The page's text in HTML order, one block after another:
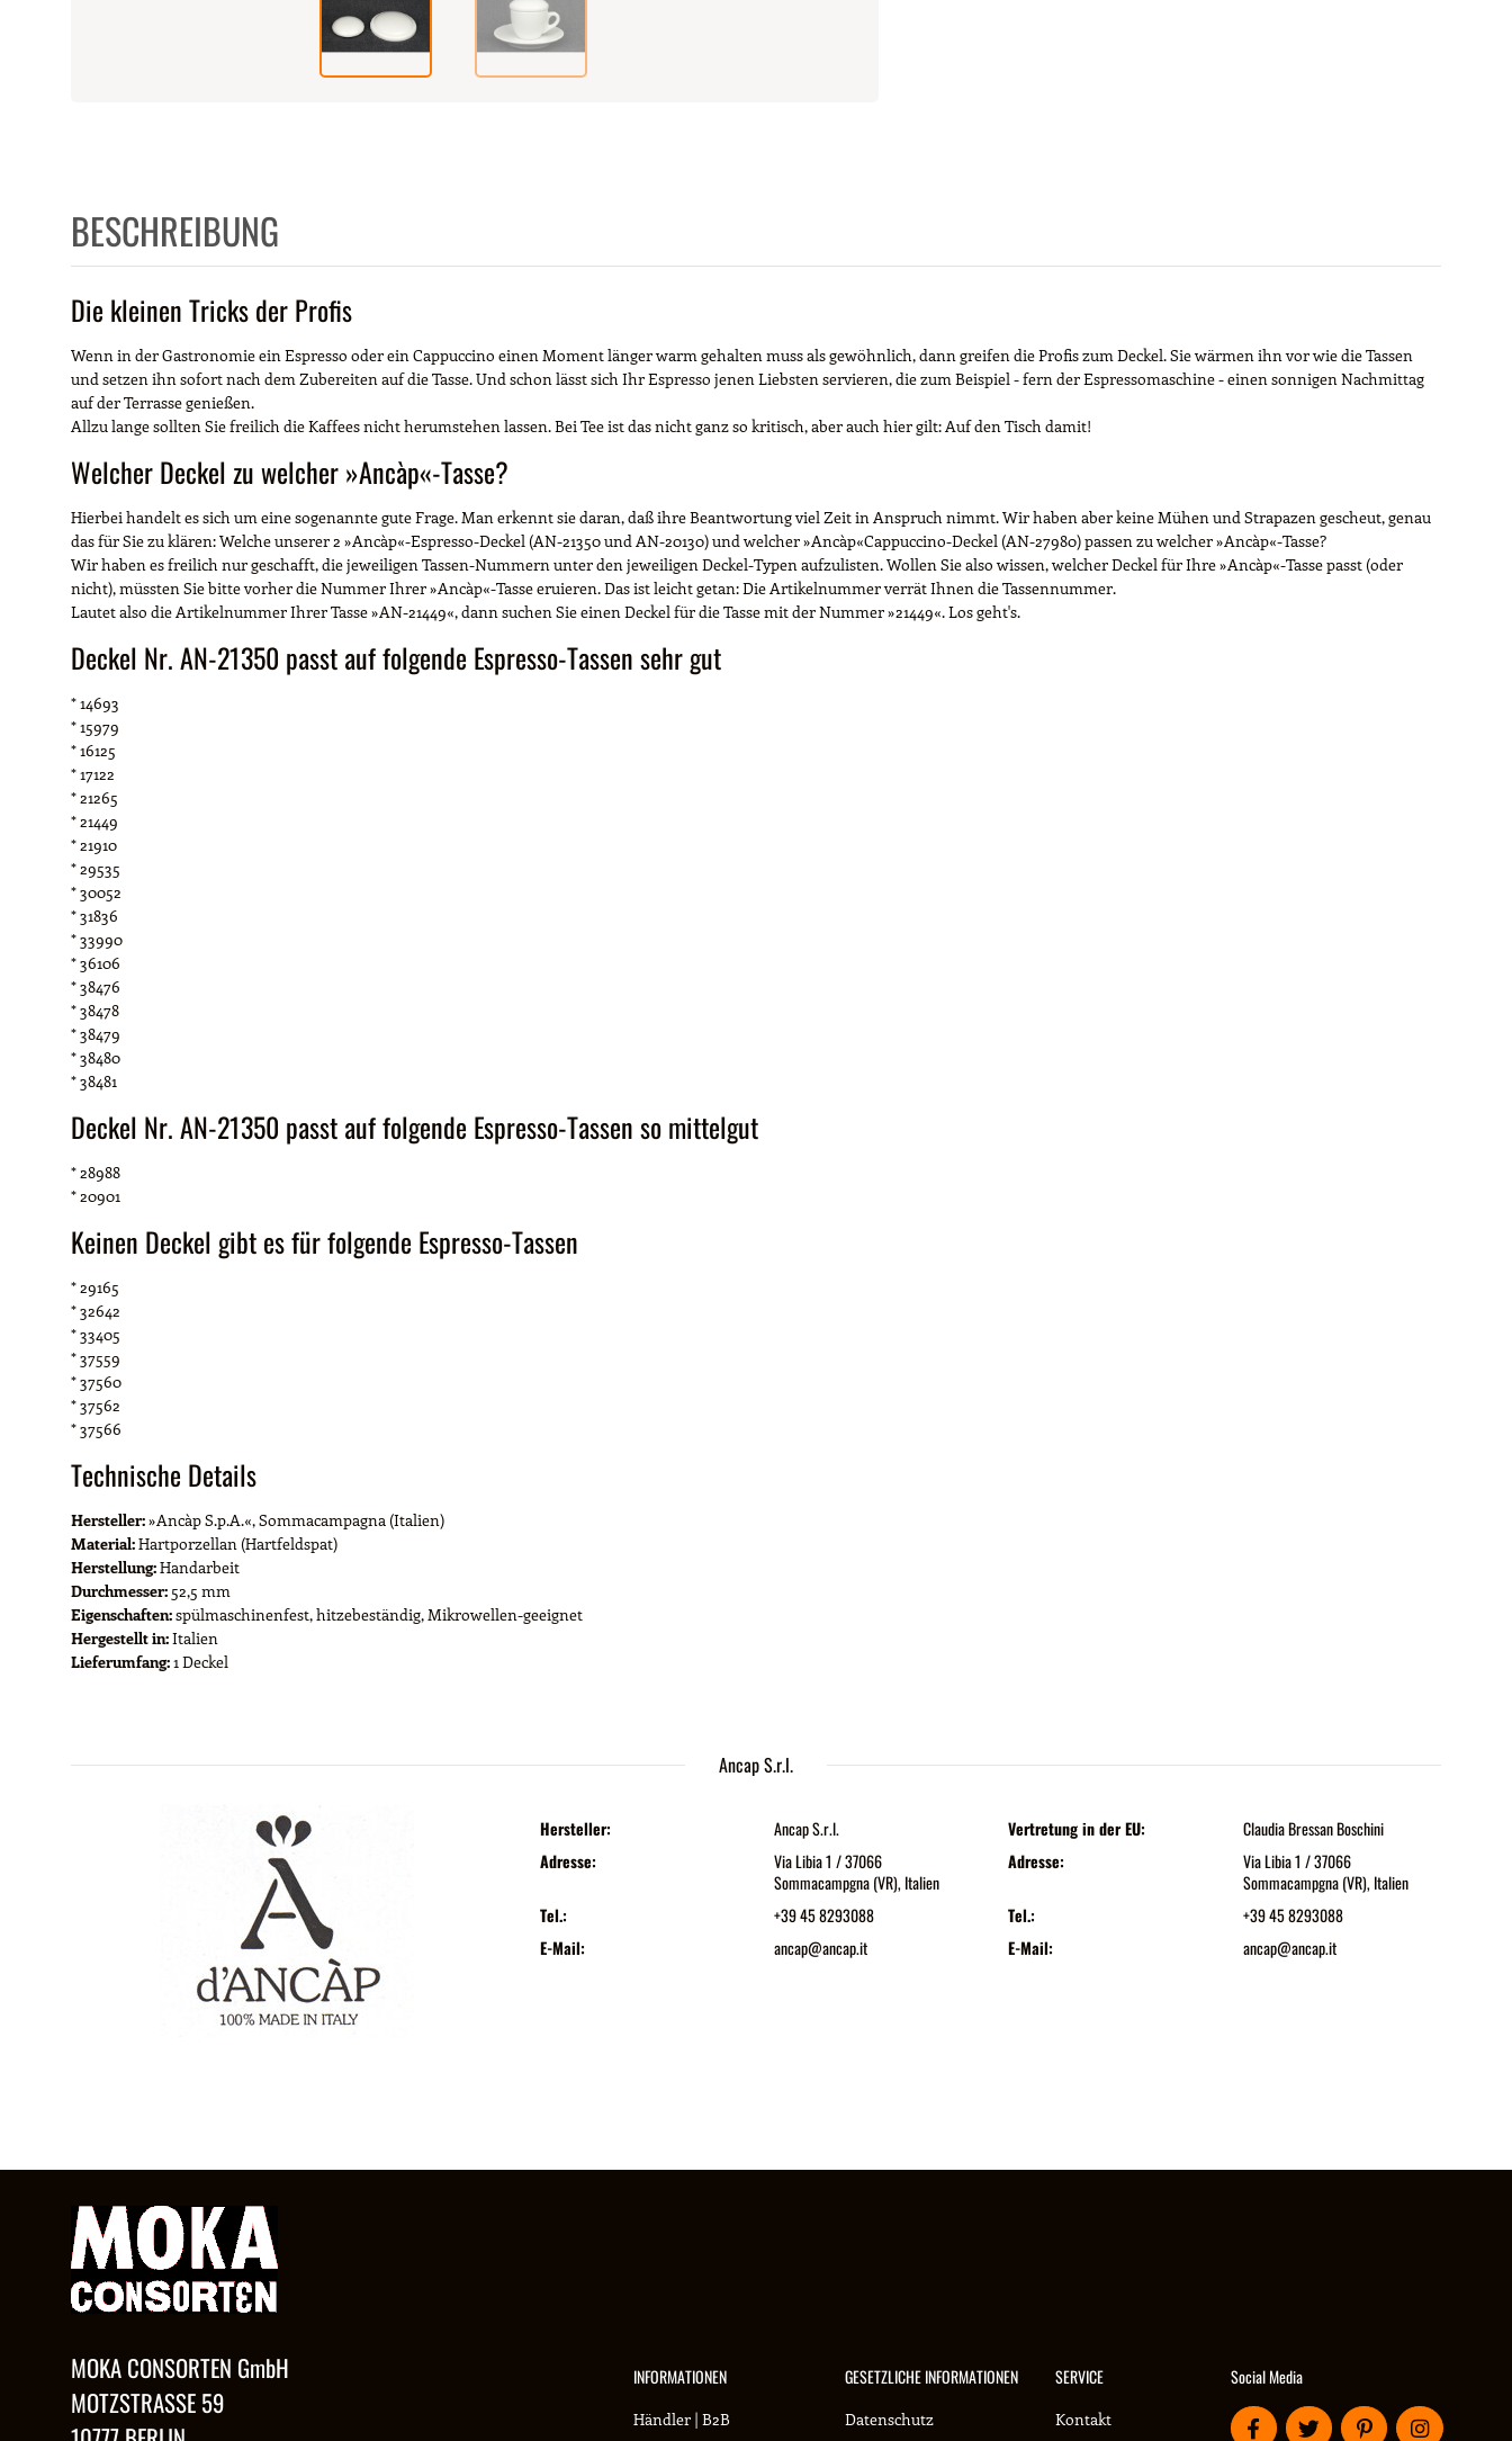
BESCHREIBUNG
Die kleinen Tricks der Profis
Wenn in der Gastronomie ein Espresso oder ein Cappuccino einen Moment länger warm gehalten muss als gewöhnlich, dann greifen die Profis zum Deckel. Sie wärmen ihn vor wie die Tassen
und setzen ihn sofort nach dem Zubereiten auf die Tasse. Und schon lässt sich Ihr Espresso jenen Liebsten servieren, die zum Beispiel - fern der Espressomaschine - einen sonnigen Nachmittag
auf der Terrasse genießen.
Allzu lange sollten Sie freilich die Kaffees nicht herumstehen lassen. Bei Tee ist das nicht ganz so kritisch, aber auch hier gilt: Auf den Tisch damit!
Welcher Deckel zu welcher »Ancàp«-Tasse?
Hierbei handelt es sich um eine sogenannte gute Frage. Man erkennt sie daran, daß ihre Beantwortung viel Zeit in Anspruch nimmt. Wir haben aber keine Mühen und Strapazen gescheut, genau
das für Sie zu klären: Welche unserer 2 »Ancàp«-Espresso-Deckel (AN-21350 und AN-20130) und welcher »Ancàp«Cappuccino-Deckel (AN-27980) passen zu welcher »Ancàp«-Tasse?
Wir haben es freilich nur geschafft, die jeweiligen Tassen-Nummern unter den jeweiligen Deckel-Typen aufzulisten. Wollen Sie also wissen, welcher Deckel für Ihre »Ancàp«-Tasse passt (oder
nicht), müssten Sie bitte vorher die Nummer Ihrer »Ancàp«-Tasse eruieren. Das ist leicht getan: Die Artikelnummer verrät Ihnen die Tassennummer.
Lautet also die Artikelnummer Ihrer Tasse »AN-21449«, dann suchen Sie einen Deckel für die Tasse mit der Nummer »21449«. Los geht's.
Deckel Nr. AN-21350 passt auf folgende Espresso-Tassen sehr gut
* 14693
* 15979
* 16125
* 17122
* 21265
* 21449
* 21910
* 29535
* 30052
* 31836
* 33990
* 36106
* 38476
* 38478
* 38479
* 38480
* 38481
Deckel Nr. AN-21350 passt auf folgende Espresso-Tassen so mittelgut
* 28988
* 20901
Keinen Deckel gibt es für folgende Espresso-Tassen
* 29165
* 32642
* 33405
* 37559
* 37560
* 37562
* 37566
Technische Details
Hersteller:»Ancàp S.p.A.«, Sommacampagna (Italien)
Material:Hartporzellan (Hartfeldspat)
Herstellung:Handarbeit
Durchmesser: 52,5 mm
Eigenschaften:spülmaschinenfest, hitzebeständig, Mikrowellen-geeignet
Hergestellt in:Italien
Lieferumfang:1 Deckel
Ancap S.r.l.
Hersteller:
Ancap S.r.l.
Adresse:
Via Libia 1 / 37066
Sommacampgna (VR), Italien
Tel.:
+39 45 8293088
E-Mail:
ancap@ancap.it
Vertretung in der EU:
Claudia Bressan Boschini
Adresse:
Via Libia 1 / 37066
Sommacampgna (VR), Italien
Tel.:
+39 45 8293088
E-Mail:
ancap@ancap.it
MOKA CONSORTEN GmbH
MOTZSTRASSE 59
INFORMATIONEN
Händler | B2B
GESETZLICHE INFORMATIONEN
Datenschutz
SERVICE
Kontakt
Social Media